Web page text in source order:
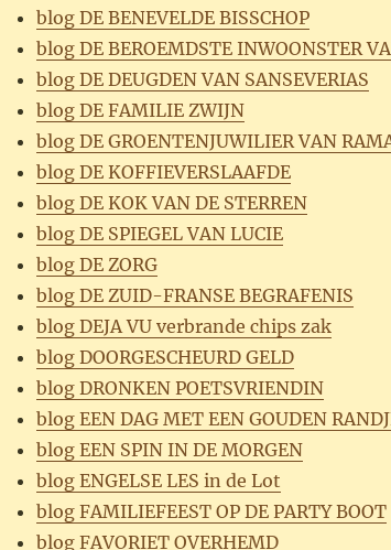
blog DE BENEVELDE BISSCHOP
blog DE BEROEMDSTE INWOONSTER
blog DE DEUGDEN VAN SANSEVERIAS
blog DE FAMILIE ZWIJN
blog DE GROENTENJUWILIER VAN
blog DE KOFFIEVERSLAAFDE
blog DE KOK VAN DE STERREN
blog DE SPIEGEL VAN LUCIE
blog DE ZORG
blog DE ZUID-FRANSE BEGRAFENIS
blog DEJA VU verbrande chips zak
blog DOORGESCHEURD GELD
blog DRONKEN POETSVRIENDIN
blog EEN DAG MET EEN GOUDEN
blog EEN SPIN IN DE MORGEN
blog ENGELSE LES in de Lot
blog FAMILIEFEEST OP DE PARTY BOOT
blog FAVORIET OVERHEMD